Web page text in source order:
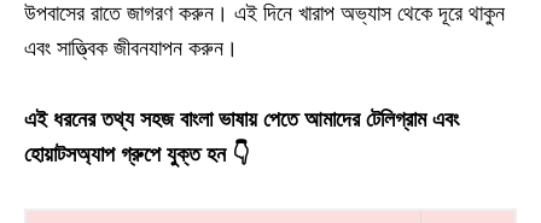
উপবাসের রাতে জাগরণ করুন। এই দিনে খারাপ অভ্যাস থেকে দূরে থাকুন
এবং সাত্ত্বিক জীবনযাপন করুন।
এই ধরনের তথ্য সহজ বাংলা ভাষায় পেতে আমাদের টেলিগ্রাম এবং
হোয়াটসঅ্যাপ গ্রুপে যুক্ত হন 👇